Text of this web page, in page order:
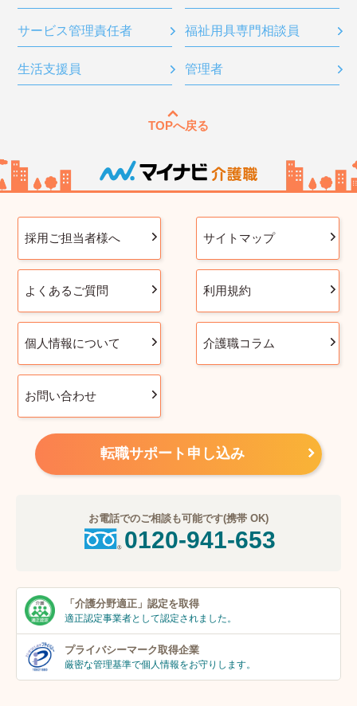
サービス管理責任者 福祉用具専門相談員
生活支援員 管理者
TOPへ戻る
採用ご担当者様へ サイトマップ
よくあるご質問 利用規約
個人情報について 介護職コラム
お問い合わせ
転職サポート申し込み
お電話でのご相談も可能です(携帯 OK)
0120-941-653
「介護分野適正」 認定を取得
適正認定事業者として認定されました。
プライバシーマーク取得企業
厳密な管理基準で個人情報をお守りします。